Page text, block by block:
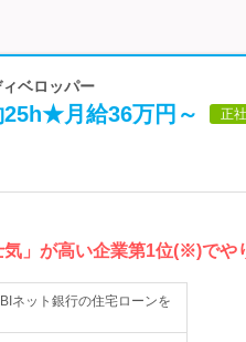
ベロッパー
25h★月給36万円～ 正
気」が高い企業第1位(※)で
ネット銀行の住宅ローンを